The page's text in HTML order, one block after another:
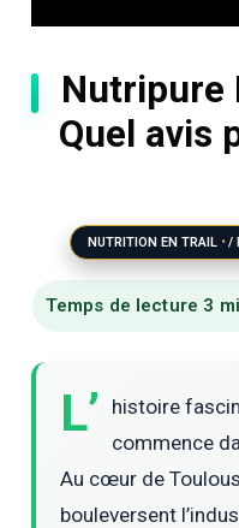
Nutripure
Quel avis
NUTRITION EN TRAIL /
L’
histoire
commence
Au cœur de
bouleversent